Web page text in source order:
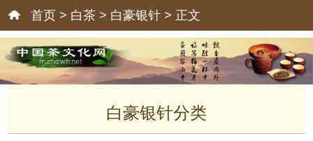
首页 > 白茶 > 白豪银针 > 正文
白豪银针分类